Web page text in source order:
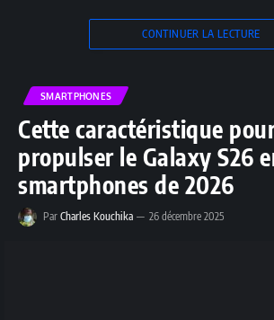
CONTINUER LA LECTURE
SMARTPHONES
Cette caractéristique
propulser le Galaxy S26
smartphones de 2026
Par Charles Kouchika 26 décembre 2025